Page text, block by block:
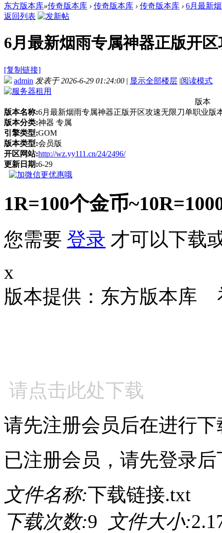
东方版本库»传奇版本库 › 传奇版本库 › 传奇版本库 › 6月最新
返回列表
6月最新烟雨专属神器正版开
[复制链接]
admin 发表于 2026-6-29 01:24:00 | 显示全部楼层 |阅读模式
版本
版本名称:6月最新烟雨专属神器正版开区攻速无限刀单职业版
版本分类:神器 专属
引擎类型:GOM
版本类型:会员版
开区网站:http://wz.yy111.cn/24/2496/
更新日期:6-29
1R=100个金币
您需要 登录 才可以下载
x
版本提供：东方版本库
请点击此处下载
请先注册会员后在进行下
已注册会员，请先登录后
文件名称:下载链接.txt
下载次数:9 文件大小: